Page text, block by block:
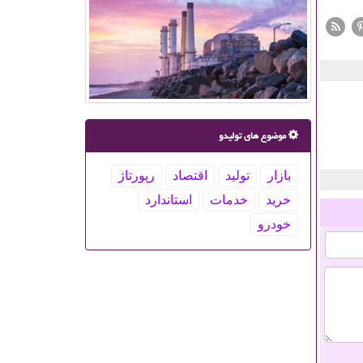
موضوع های تولیدو
بازار تولید اقتصاد
رپورتاژ
خرید
خدمات
استاندارد
خودرو